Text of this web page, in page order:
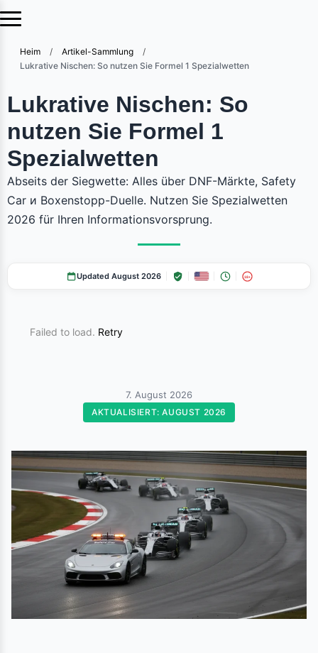
Heim / Artikel-Sammlung
/
Lukrative Nischen: So nutzen Sie Formel 1 Spezialwetten
Lukrative Nischen: So
nutzen Sie Formel 1
Spezialwetten
Abseits der Siegwette: Alles über DNF-Märkte, Safety
Car и Boxenstopp-Duelle. Nutzen Sie Spezialwetten
2026 für Ihren Informationsvorsprung.
Updated August 2026 18+
Failed to load. Retry
7. August 2026
AKTUALISIERT: AUGUST 2026